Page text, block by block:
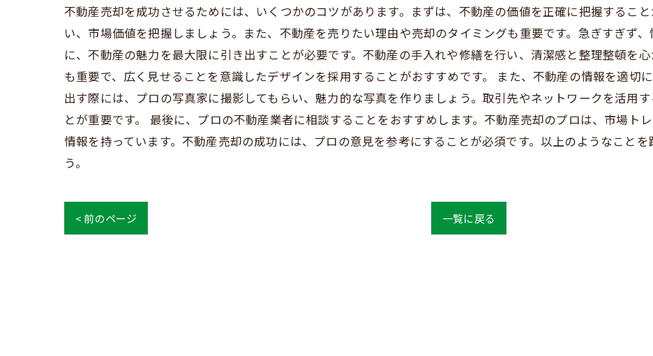
不動産売却を成功させるためには、いくつかのコツがあります。まずは、不動産の価値を正確に把握するこ
い、市場価値を把握しましょう。また、不動産を売りたい理由や売却のタイミングも重要です。急ぎすぎず
に、不動産の魅力を最大限に引き出すことが必要です。不動産の手入れや修繕を行い、清潔感と整理整頓を
も重要で、広く見せることを意識したデザインを採用することがおすすめです。 また、不動産の情報を適切
出す際には、プロの写真家に撮影してもらい、魅力的な写真を作りましょう。取引先やネットワークを活用
とが重要です。 最後に、プロの不動産業者に相談することをおすすめします。不動産売却のプロは、市場ト
情報を持っています。不動産売却の成功には、プロの意見を参考にすることが必須です。以上のようなこと
う。
< 前のページ 一覧に戻る